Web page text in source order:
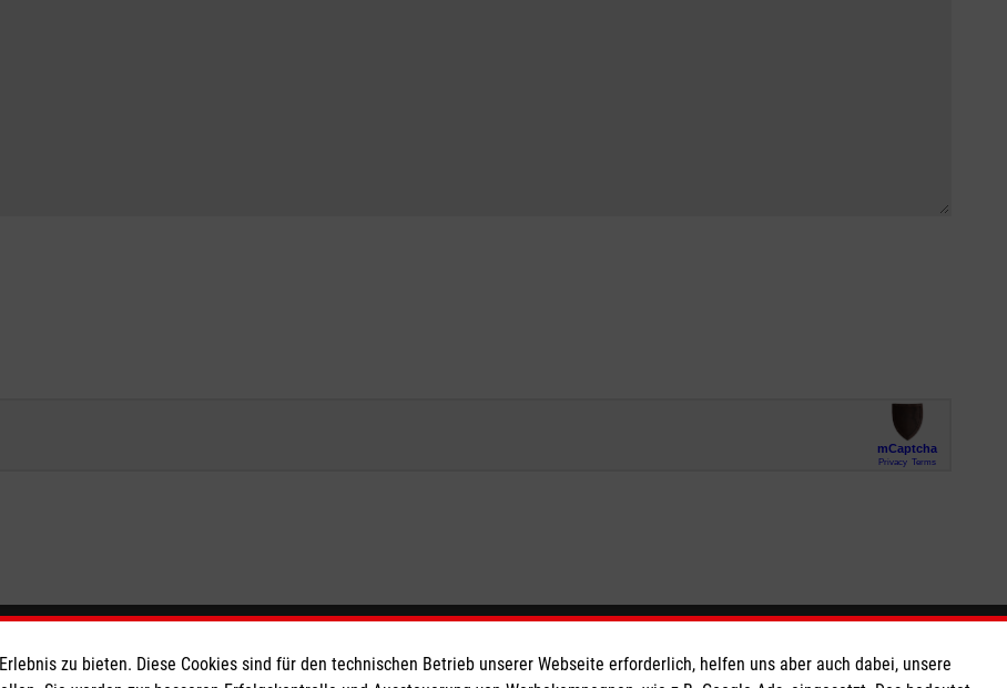
Spendenkonto So finden Sie uns
zu bieten. Diese Cookies sind für den technischen Betrieb unserer Webseite erforderlich, helfen uns aber auch dabei, unsere